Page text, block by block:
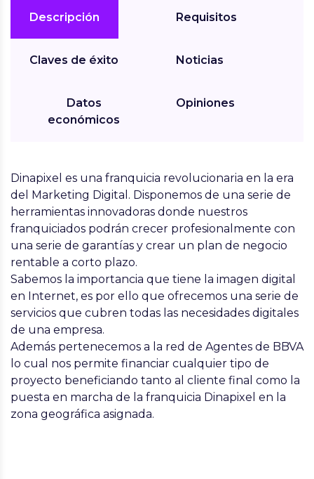
Descripción
Claves de éxito
Datos
económicos
Requisitos
Noticias
Opiniones
Dinapixel es una franquicia revolucionaria en la era
del Marketing Digital. Disponemos de una serie de
herramientas innovadoras donde nuestros
franquiciados podrán crecer profesionalmente con
una serie de garantías y crear un plan de negocio
rentable a corto plazo.
Sabemos la importancia que tiene la imagen digital
en Internet, es por ello que ofrecemos una serie de
servicios que cubren todas las necesidades digitales
de una empresa.
Además pertenecemos a la red de Agentes de BBVA
lo cual nos permite financiar cualquier tipo de
proyecto beneficiando tanto al cliente final como la
puesta en marcha de la franquicia Dinapixel en la
zona geográfica asignada.